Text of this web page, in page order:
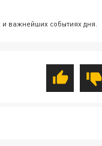
и важнейших событиях дня.